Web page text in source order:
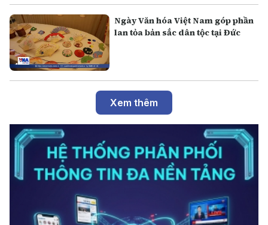
Ngày Văn hóa Việt Nam góp phần
lan tỏa bản sắc dân tộc tại Đức
Xem thêm